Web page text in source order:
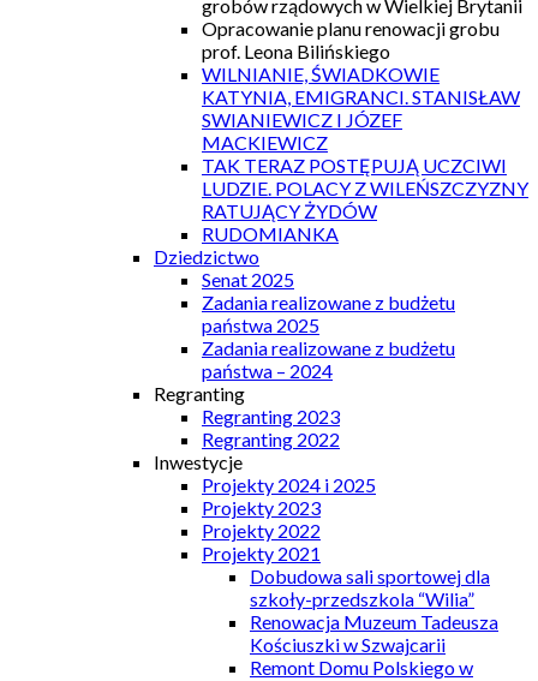
grobów rządowych w Wielkiej Brytanii
Opracowanie planu renowacji grobu
prof. Leona Bilińskiego
WILNIANIE, ŚWIADKOWIE
KATYNIA, EMIGRANCI. STANISŁAW
SWIANIEWICZ I JÓZEF
MACKIEWICZ
TAK TERAZ POSTĘPUJĄ UCZCIWI
LUDZIE. POLACY Z WILEŃSZCZYZNY
RATUJĄCY ŻYDÓW
RUDOMIANKA
Dziedzictwo
Senat 2025
Zadania realizowane z budżetu
państwa 2025
Zadania realizowane z budżetu
państwa – 2024
Regranting
Regranting 2023
Regranting 2022
Inwestycje
Projekty 2024 i 2025
Projekty 2023
Projekty 2022
Projekty 2021
Dobudowa sali sportowej dla
szkoły-przedszkola “Wilia”
Renowacja Muzeum Tadeusza
Kościuszki w Szwajcarii
Remont Domu Polskiego w